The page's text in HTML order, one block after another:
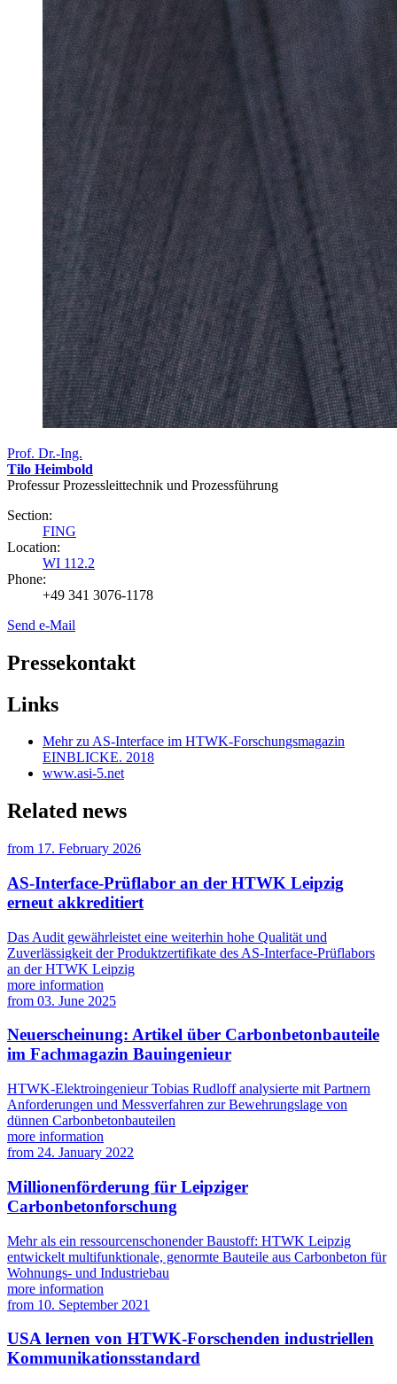
Prof. Dr.-Ing.
Tilo Heimbold
Professur Prozessleittechnik und Prozessführung
Section:
FING
Location:
WI 112.2
Phone:
+49 341 3076-1178
Send e-Mail
Pressekontakt
Links
Mehr zu AS-Interface im HTWK-Forschungsmagazin
EINBLICKE. 2018
www.asi-5.net
Related news
from 17. February 2026
AS-Interface-Prüflabor an der HTWK Leipzig
erneut akkreditiert
Das Audit gewährleistet eine weiterhin hohe Qualität und
Zuverlässigkeit der Produktzertifikate des AS-Interface-Prüflabors
an der HTWK Leipzig
more information
from 03. June 2025
Neuerscheinung: Artikel über Carbonbetonbauteile
im Fachmagazin Bauingenieur
HTWK-Elektroingenieur Tobias Rudloff analysierte mit Partnern
Anforderungen und Messverfahren zur Bewehrungslage von
dünnen Carbonbetonbauteilen
more information
from 24. January 2022
Millionenförderung für Leipziger
Carbonbetonforschung
Mehr als ein ressourcenschonender Baustoff: HTWK Leipzig
entwickelt multifunktionale, genormte Bauteile aus Carbonbeton für
Wohnungs- und Industriebau
more information
from 10. September 2021
USA lernen von HTWK-Forschenden industriellen
Kommunikationsstandard